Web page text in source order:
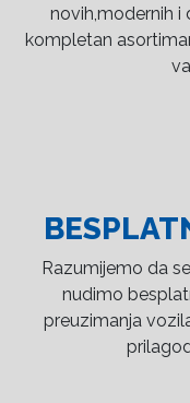
novih,modernih i
kompletan
Razumijemo da
nudimo
preuzimanja